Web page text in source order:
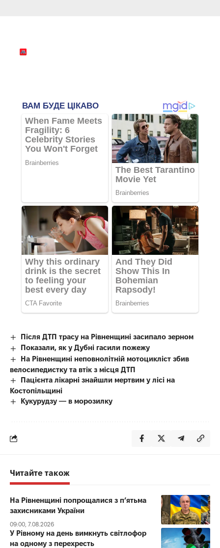
Після ДТП трасу на Рівненщині засипало зерном
Показали, як у Дубні гасили пожежу
На Рівненщині неповнолітній мотоцикліст збив
велосипедистку та втік з місця ДТП
Пацієнта лікарні знайшли мертвим у лісі на
Костопільщині
Кукурудзу — в морозилку
Читайте також
На Рівненщині попрощалися з п’ятьма
захисниками України
09:00, 7.08.2026
У Рівному на день вимкнуть світлофор
на одному з перехресть